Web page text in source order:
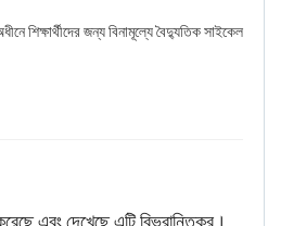
শিক্ষার্থীদের জন্য বিনামূল্যে বৈদ্যুতিক সাইকেল
এবং দেখেছে এটি বিভ্রান্তিকর।